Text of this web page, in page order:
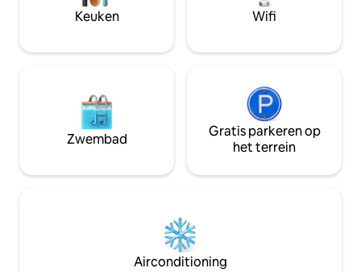
Keuken Wifi
Zwembad
Gratis parkeren op
het terrein
Airconditioning